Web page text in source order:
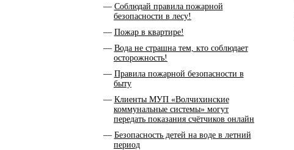
Соблюдай правила пожарной
безопасности в лесу!
Пожар в квартире!
Вода не страшна тем, кто соблюдает
осторожность!
Правила пожарной безопасности в
быту
Клиенты МУП «Волчихинские
коммунальные системы» могут
передать показания счётчиков онлайн
Безопасность детей на воде в летний
период